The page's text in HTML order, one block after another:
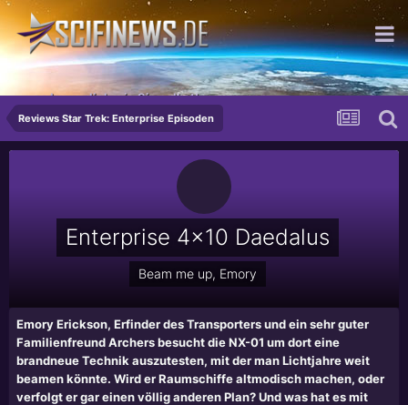
...so beweglich wie Sie selbst!
Reviews Star Trek: Enterprise Episoden
Enterprise 4x10 Daedalus
Beam me up, Emory
Emory Erickson, Erfinder des Transporters und ein sehr guter
Familienfreund Archers besucht die NX-01 um dort eine
brandneue Technik auszutesten, mit der man Lichtjahre weit
beamen könnte. Wird er Raumschiffe altmodisch machen, oder
verfolgt er gar einen völlig anderen Plan? Und was hat es mit